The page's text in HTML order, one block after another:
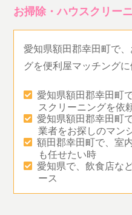
お掃除・ハウスクリー
愛知県額田郡幸田町で
グを便利屋マッチング
愛知県額田郡幸田町
スクリーニングを依
愛知県額田郡幸田町
業者をお探しのマン
額田郡幸田町で、室
も任せたい時
愛知県で、飲食店な
ース